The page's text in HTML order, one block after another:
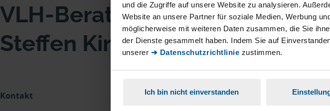
und die Zugriffe auf unsere Website zu analysieren.
Website an unsere Partner für soziale Medien, Werbung
möglicherweise mit weiteren Daten zusammen, die Sie
der Dienste gesammelt haben. Indem Sie auf
unserer ➔ Datenschutzrichtlinie zustimmen.
Ich bin nicht einverstanden
VLH-Beratungsstelle
Steffen Kirstein
Kontakt
Öffnungszeiten